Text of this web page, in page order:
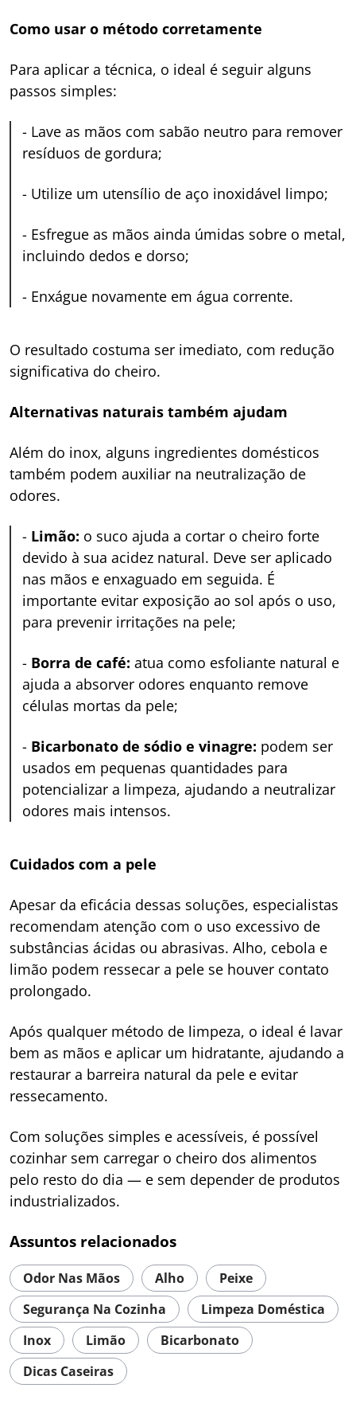
Como usar o método corretamente
Para aplicar a técnica, o ideal é seguir alguns
passos simples:
- Lave as mãos com sabão neutro para remover
resíduos de gordura;
- Utilize um utensílio de aço inoxidável limpo;
- Esfregue as mãos ainda úmidas sobre o metal,
incluindo dedos e dorso;
- Enxágue novamente em água corrente.
O resultado costuma ser imediato, com redução
significativa do cheiro.
Alternativas naturais também ajudam
Além do inox, alguns ingredientes domésticos
também podem auxiliar na neutralização de
odores.
- Limão: o suco ajuda a cortar o cheiro forte
devido à sua acidez natural. Deve ser aplicado
nas mãos e enxaguado em seguida. É
importante evitar exposição ao sol após o uso,
para prevenir irritações na pele;
- Borra de café: atua como esfoliante natural e
ajuda a absorver odores enquanto remove
células mortas da pele;
- Bicarbonato de sódio e vinagre: podem ser
usados em pequenas quantidades para
potencializar a limpeza, ajudando a neutralizar
odores mais intensos.
Cuidados com a pele
Apesar da eficácia dessas soluções, especialistas
recomendam atenção com o uso excessivo de
substâncias ácidas ou abrasivas. Alho, cebola e
limão podem ressecar a pele se houver contato
prolongado.
Após qualquer método de limpeza, o ideal é lavar
bem as mãos e aplicar um hidratante, ajudando a
restaurar a barreira natural da pele e evitar
ressecamento.
Com soluções simples e acessíveis, é possível
cozinhar sem carregar o cheiro dos alimentos
pelo resto do dia — e sem depender de produtos
industrializados.
Assuntos relacionados
Odor Nas Mãos Alho
Peixe
Segurança Na Cozinha
Limpeza Doméstica
Inox
Limão
Bicarbonato
Dicas Caseiras